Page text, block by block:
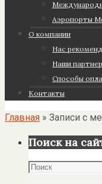
Аэропорты
О компании
Нас
Наши
Cпособы
Контакты
Главная » Записи с
Поиск на
Поиск